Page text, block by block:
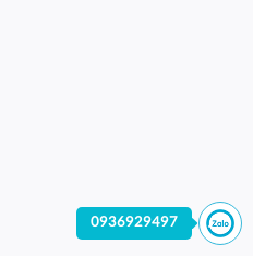
0936929497